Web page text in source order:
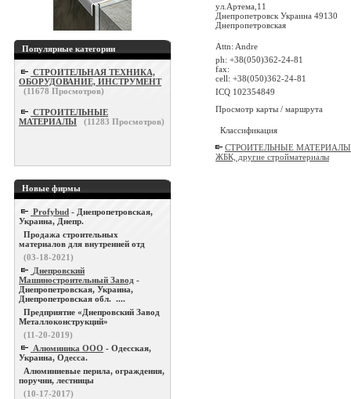
Популярные категории
СТРОИТЕЛЬНАЯ ТЕХНИКА,
ОБОРУДОВАНИЕ, ИНСТРУМЕНТ
(11678 Просмотров)
СТРОИТЕЛЬНЫЕ
МАТЕРИАЛЫ
(11283 Просмотров)
Новые фирмы
Profybud - Днепропетровская,
Украина, Днепр.
Продажа строительных
материалов для внутренней отд
(03-18-2021)
Днепровский
Машиностроительный Завод -
Днепропетровская, Украина,
Днепропетровская обл. ....
Предприятие «Днепровский Завод
Металлоконструкций»
(11-20-2019)
Алюминика ООО - Одесская,
Украина, Одесса.
Алюминиевые перила, ограждения,
поручни, лестницы
(10-17-2017)
ул.Артема,11
Днепропетровск Украина 49130
Днепропетровская
Attn: Andre
ph: +38(050)362-24-81
fax:
cell: +38(050)362-24-81
ICQ 102354849
Просмотр карты / маршрута
Классификация
СТРОИТЕЛЬНЫЕ
ЖБК, другие стройматериалы